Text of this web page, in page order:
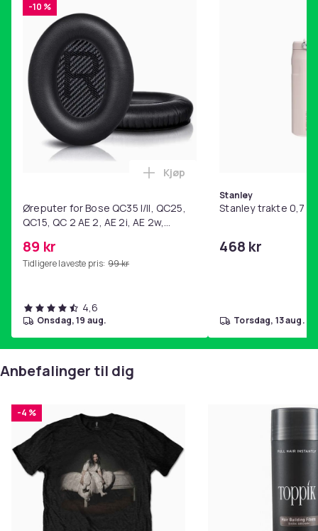
-10 %
Øreputer for Bose QC35 I/II, QC25,
QC15, QC 2 AE 2, AE 2i, AE 2w,
89 kr
Tidligere laveste pris: 99 kr
Legg Øreputer for Bose QC35
Kjøp
4,6
onsdag, 19 aug.
Stanley
Stanley trakte 0,7 l,
468 kr
torsdag, 13 aug.
Anbefalinger til dig
-4 %